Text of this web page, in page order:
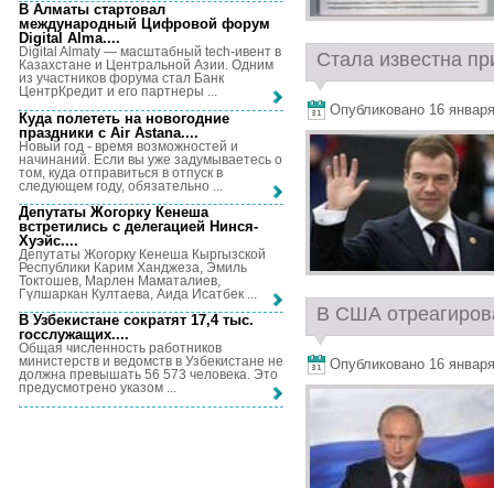
Стала известна
Опубликовано 16
В США
Опубликовано 16
В Алматы стартовал
международный Цифровой форум
Digital Alma....
Digital Almaty — масштабный tech-ивент в
Казахстане и Центральной Азии. Одним
из участников форума стал Банк
ЦентрКредит и его партнеры ...
Куда полететь на новогодние
праздники с Air Astana....
Новый год - время возможностей и
начинаний. Если вы уже задумываетесь о
том, куда отправиться в отпуск в
следующем году, обязательно ...
Депутаты Жогорку Кенеша
встретились с делегацией Нинся-
Хуэйс....
Депутаты Жогорку Кенеша Кыргызской
Республики Карим Ханджеза, Эмиль
Токтошев, Марлен Маматалиев,
Гүлшаркан Култаева, Аида Исатбек ...
В Узбекистане сократят 17,4 тыс.
госслужащих....
Общая численность работников
министерств и ведомств в Узбекистане не
должна превышать 56 573 человека. Это
предусмотрено указом ...